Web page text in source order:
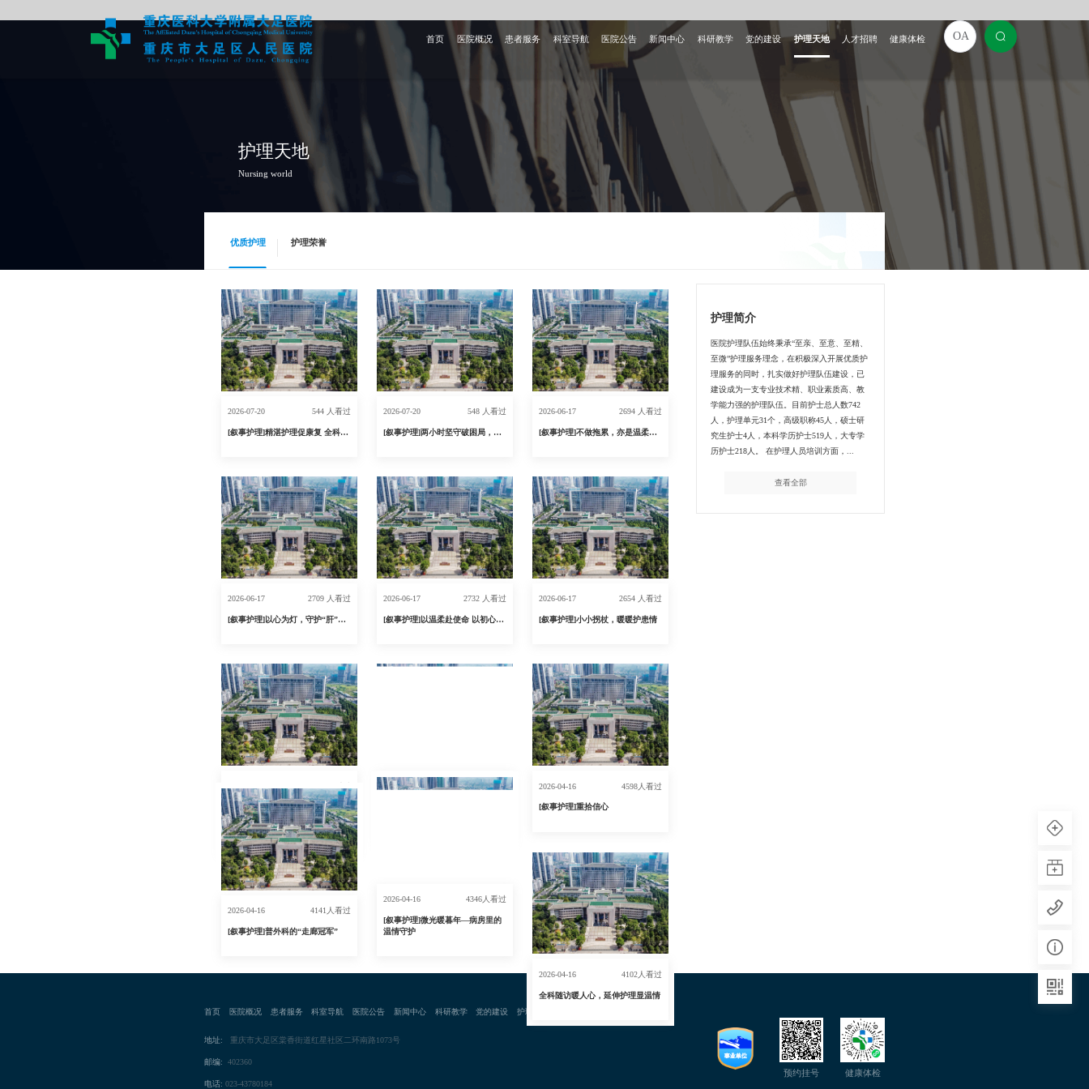
首页 医院概况 患者服务 科室导航 医院公告 新闻中心 科研教学 党的建设 护理天地 人才招聘 健康体检 OA
护理天地
Nursing world
优质护理 护理荣誉
2026-07-20 544 人看过
[叙事护理]精湛护理促康复 全科守护暖人心
2026-07-20 548 人看过
[叙事护理]两小时坚守破困局，磁导航置管护青春
2026-06-17 2694 人看过
[叙事护理]不做拖累，亦是温柔—一例独居老年患者的叙事护理
2026-06-17 2709 人看过
[叙事护理]以心为灯，守护“肝”净人生
2026-06-17 2732 人看过
[叙事护理]以温柔赴使命 以初心护安康
2026-06-17 2654 人看过
[叙事护理]小小拐杖，暖暖护患情
[叙事护理]倾听，让疼痛有了出口
—一例腭咽成形术后患者的叙事护
理
2026-04-16 5608人看过 2026-04-16 4598人看过
[叙事护理]重拾信心
2026-04-16 4346人看过
[叙事护理]微光暖暮年—病房里的
温情守护
2026-04-16 4141人看过
[叙事护理]普外科的“走廊冠军”
2026-04-16 4102人看过
全科随访暖人心，延伸护理显温情
护理简介
医院护理队伍始终秉承“至亲、至意、至精、
至微”护理服务理念，在积极深入开展优质护
理服务的同时，扎实做好护理队伍建设，已
建设成为一支专业技术精、职业素质高、教
学能力强的护理队伍。目前护士总人数742
人，护理单元31个，高级职称45人，硕士研
究生护士4人，本科学历护士519人，大专学
历护士218人。 在护理人员培训方面，...
查看全部
首页 医院概况 患者服务 科室导航 医院公告 新闻中心 科研教学 党的建设 护理天地
地址: 重庆市大足区棠香街道红星社区二环南路1073号
邮编: 402360
电话: 023-43780184
预约挂号 健康体检